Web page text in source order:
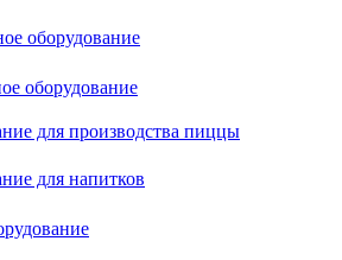
оборудование
оборудование
для производства пиццы
для напитков